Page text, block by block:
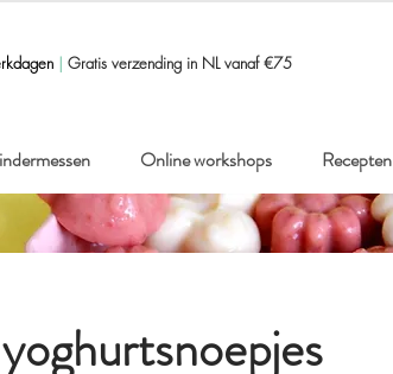
| Gratis verzending in NL vanaf €75
Online workshops Recepten